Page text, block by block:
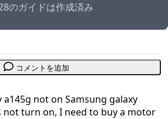
のガイドは作成済み
コメントを追加
a145g not on Samsung galaxy
not turn on, I need to buy a motor